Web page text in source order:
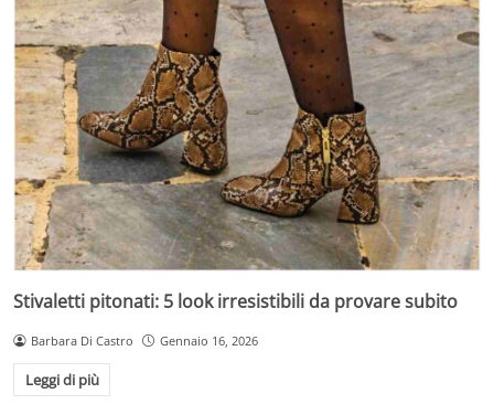
Stivaletti pitonati: 5 look irresistibili da provare subito
Barbara Di Castro Gennaio 16, 2026
Leggi di più